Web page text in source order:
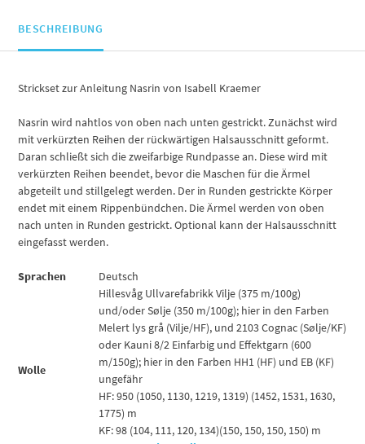
BESCHREIBUNG
Strickset zur Anleitung Nasrin von Isabell Kraemer
Nasrin wird nahtlos von oben nach unten gestrickt. Zunächst wird
mit verkürzten Reihen der rückwärtigen Halsausschnitt geformt.
Daran schließt sich die zweifarbige Rundpasse an. Diese wird mit
verkürzten Reihen beendet, bevor die Maschen für die Ärmel
abgeteilt und stillgelegt werden. Der in Runden gestrickte Körper
endet mit einem Rippenbündchen. Die Ärmel werden von oben
nach unten in Runden gestrickt. Optional kann der Halsausschnitt
eingefasst werden.
Sprachen Deutsch
Wolle
Hillesvåg Ullvarefabrikk Vilje (375 m/100g)
und/oder Sølje (350 m/100g); hier in den Farben
Melert lys grå (Vilje/HF), und 2103 Cognac (Sølje/KF)
oder Kauni 8/2 Einfarbig und Effektgarn (600
m/150g); hier in den Farben HH1 (HF) und EB (KF)
ungefähr
HF: 950 (1050, 1130, 1219, 1319) (1452, 1531, 1630,
1775) m
KF: 98 (104, 111, 120, 134)(150, 150, 150, 150) m